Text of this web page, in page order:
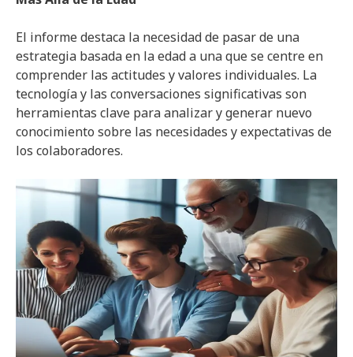
El informe destaca la necesidad de pasar de una
estrategia basada en la edad a una que se centre en
comprender las actitudes y valores individuales. La
tecnología y las conversaciones significativas son
herramientas clave para analizar y generar nuevo
conocimiento sobre las necesidades y expectativas de
los colaboradores.